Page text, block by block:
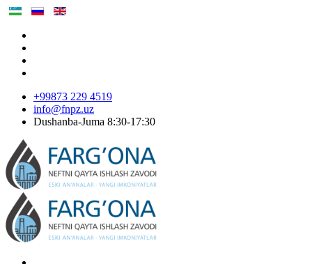
+99873 229 4519
info@fnpz.uz
Dushanba-Juma 8:30-17:30